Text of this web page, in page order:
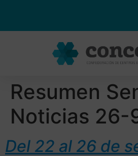
Resumen
Noticias 26-
Del 22 al 26 de